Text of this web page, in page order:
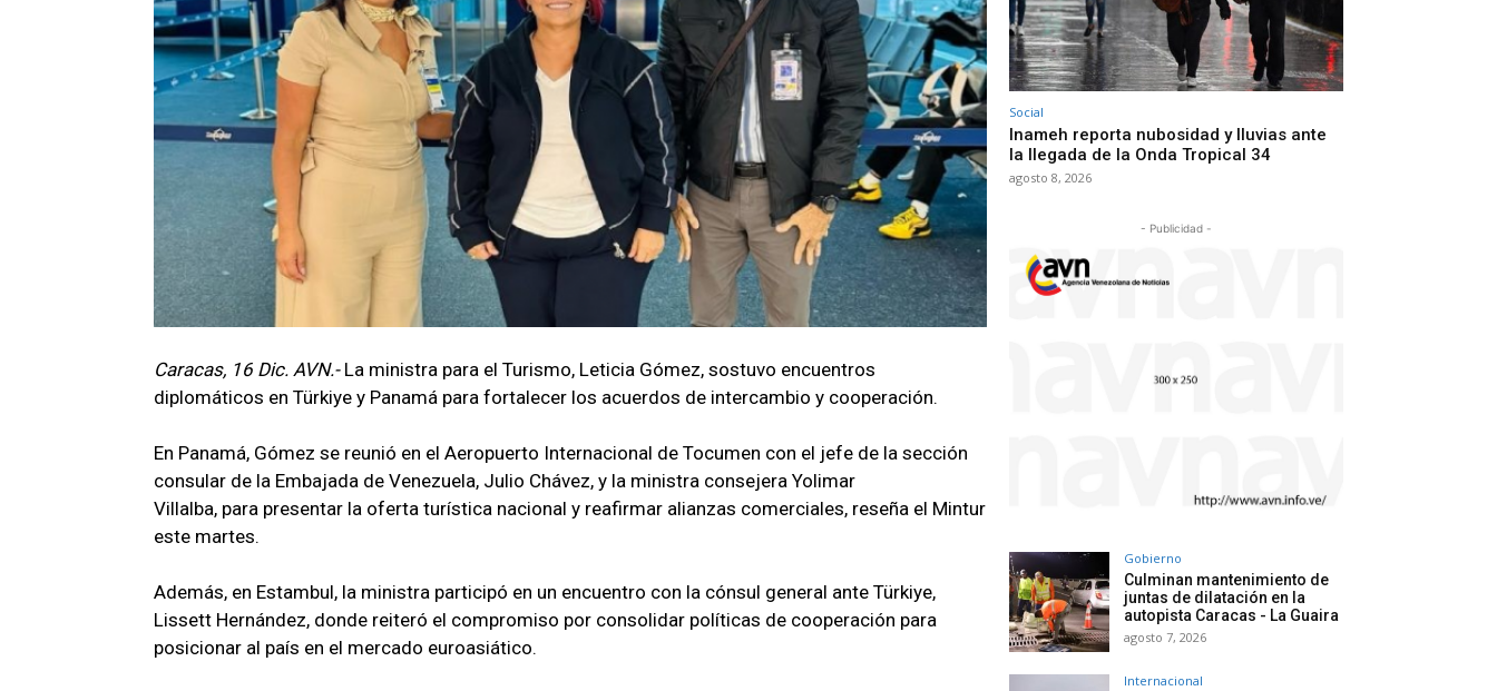
Caracas, 16 Dic. AVN.- La ministra para el Turismo, Leticia Gómez, sostuvo encuentros
diplomáticos en Türkiye y Panamá para fortalecer los acuerdos de intercambio y cooperación.
En Panamá, Gómez se reunió en el Aeropuerto Internacional de Tocumen con el jefe de la sección
consular de la Embajada de Venezuela, Julio Chávez, y la ministra consejera Yolimar
Villalba, para presentar la oferta turística nacional y reafirmar alianzas comerciales, reseña el Mintur
este martes.
Además, en Estambul, la ministra participó en un encuentro con la cónsul general ante Türkiye,
Lissett Hernández, donde reiteró el compromiso por consolidar políticas de cooperación para
posicionar al país en el mercado euroasiático.
Social
Inameh reporta nubosidad y lluvias ante
la llegada de la Onda Tropical 34
agosto 8, 2026
- Publicidad -
Gobierno
Culminan mantenimiento de
juntas de dilatación en la
autopista Caracas - La Guaira
agosto 7, 2026
Internacional